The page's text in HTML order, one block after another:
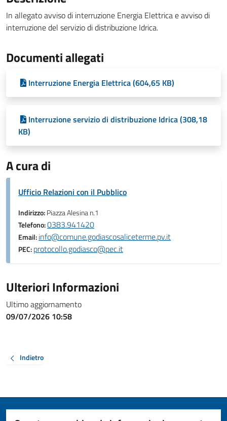
In allegato avviso di interruzione Energia Elettrica e avviso di
interruzione del servizio di distribuzione Idrica.
Documenti allegati
Interruzione Energia Elettrica (604,65 KB)
Interruzione servizio di distribuzione Idrica (308,18
KB)
A cura di
Ufficio Relazioni con il Pubblico
Indirizzo:Piazza Alesina n.1
Telefono:0383.941420
Email:info@comune.godiascosaliceterme.pv.it
PEC:protocollo.godiasco@pec.it
Ulteriori Informazioni
Ultimo aggiornamento
09/07/2026 10:58
Indietro